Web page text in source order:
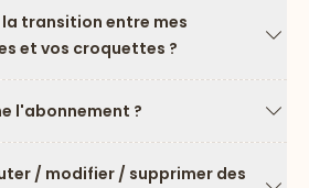
transition entre mes
et vos croquettes ?
l'abonnement ?
/ modifier / supprimer des